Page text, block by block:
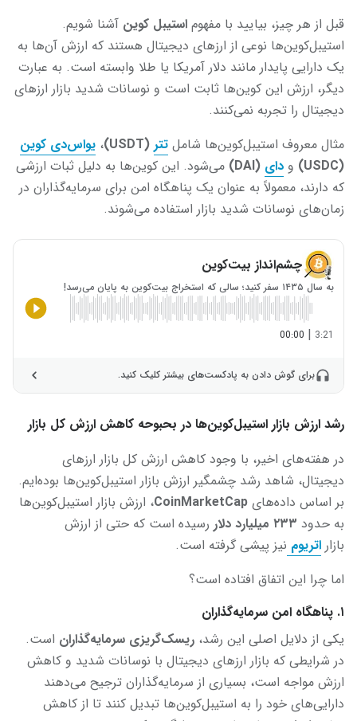
قبل از هر چیز، بیایید با مفهوم استیبل ‌کوین آشنا شویم.
استیبل‌کوین‌ها نوعی از ارزهای دیجیتال هستند که ارزش آن‌ها به
یک دارایی پایدار مانند دلار آمریکا یا طلا وابسته است. به عبارت
دیگر، ارزش این کوین‌ها ثابت است و نوسانات شدید بازار ارزهای
دیجیتال را تجربه نمی‌کنند.
مثال معروف استیبل‌کوین‌ها شامل تتر (
USDT) ، یو‌اس‌دی‌ کوین
(
USDC) و دای (
DAI) می‌شود. این کوین‌ها به دلیل ثبات ارزشی
که دارند، معمولاً به عنوان یک پناهگاه امن برای سرمایه‌گذاران در
زمان‌های نوسانات شدید بازار استفاده می‌شوند.
چشم‌انداز بیت‌کوین
به سال ۱۴۳۵ سفر کنید؛ سالی که استخراج بیت‌کوین به پایان می‌رسد!
3:21
|
00:00
برای گوش دادن به پادکست‌های بیشتر کلیک کنید.
رشد ارزش بازار استیبل‌کوین‌ها در بحبوحه کاهش ارزش کل بازار
در هفته‌های اخیر، با وجود کاهش ارزش کل بازار ارزهای
دیجیتال، شاهد رشد چشمگیر ارزش بازار استیبل‌کوین‌ها بوده‌ایم.
بر اساس داده‌های CoinMarketCap، ارزش بازار استیبل‌کوین‌ها
به حدود ۲۳۳ میلیارد دلار
رسیده است که حتی از ارزش
بازار اتریوم نیز پیشی گرفته است.
اما چرا این اتفاق افتاده است؟
۱. پناهگاه امن سرمایه‌گذاران
یکی از دلایل اصلی این رشد، ریسک‌گریزی سرمایه‌گذاران است.
در شرایطی که بازار ارزهای دیجیتال با نوسانات شدید و کاهش
ارزش مواجه است، بسیاری از سرمایه‌گذاران ترجیح می‌دهند
دارایی‌های خود را به استیبل‌کوین‌ها تبدیل کنند تا از کاهش